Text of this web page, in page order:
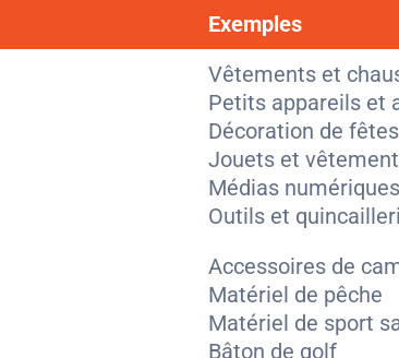
Exemples
Vêtements et
Petits appareils et
Décoration de fêtes
Jouets et
Médias
Outils et
Accessoires de
Matériel de pêche
Matériel de sport
Bâton de golf